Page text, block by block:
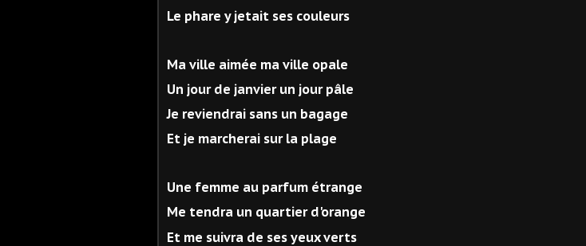
Le phare y jetait ses couleurs
Ma ville aimée ma ville opale
Un jour de janvier un jour pâle
Je reviendrai sans un bagage
Et je marcherai sur la plage
Une femme au parfum étrange
Me tendra un quartier d'orange
Et me suivra de ses yeux verts